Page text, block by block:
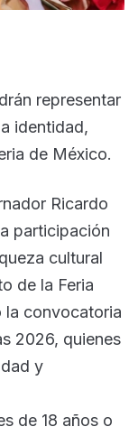
representar
identidad,
de México.
Ricardo
participación
cultural
de la Feria
la convocatoria
2026, quienes
y
de 18 años o